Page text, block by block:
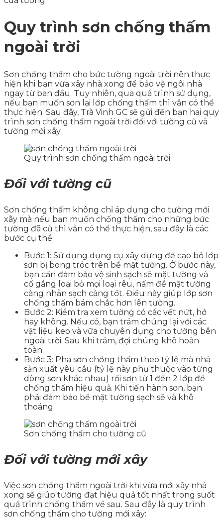
Quy trình sơn chống thấm
ngoài trời
Sơn chống thấm cho bức tường ngoài trời nên thực
hiện khi bạn vừa xây nhà xong để bảo vệ ngôi nhà
ngay từ ban đầu. Tuy nhiên, qua quá trình sử dụng,
nếu bạn muốn sơn lại lớp chống thấm thì vẫn có thể
thực hiện. Sau đây, Trà Vinh GC sẽ gửi đến bạn hai quy
trình sơn chống thấm ngoài trời đối với tường cũ và
tường mới xây.
Quy trình sơn chống thấm ngoài trời
Đối với tường cũ
Sơn chống thấm không chỉ áp dụng cho tường mới
xây mà nếu bạn muốn chống thấm cho những bức
tường đã cũ thì vẫn có thể thực hiện, sau đây là các
bước cụ thể:
Bước 1: Sử dụng dụng cụ xây dựng để cạo bỏ lớp
sơn bị bong tróc trên bề mặt tường. Ở bước này,
bạn cần đảm bảo vệ sinh sạch sẽ mặt tường và
cố gắng loại bỏ mọi loại rêu, nấm để mặt tường
càng nhẵn sạch càng tốt. Điều này giúp lớp sơn
chống thấm bám chắc hơn lên tường.
Bước 2: Kiểm tra xem tường có các vết nứt, hở
hay không. Nếu có, bạn trám chúng lại với các
vật liệu keo và vữa chuyên dụng cho tường bên
ngoài trời. Sau khi trám, đợi chúng khô hoàn
toàn.
Bước 3: Pha sơn chống thấm theo tỷ lệ mà nhà
sản xuất yêu cầu (tỷ lệ này phụ thuộc vào từng
dòng sơn khác nhau) rồi sơn từ 1 đến 2 lớp để
chống thấm hiệu quả. Khi tiến hành sơn, bạn
phải đảm bảo bề mặt tường sạch sẽ và khô
thoáng.
Sơn chống thấm cho tường cũ
Đối với tường mới xây
Việc sơn chống thấm ngoài trời khi vừa mới xây nhà
xong sẽ giúp tường đạt hiệu quả tốt nhất trong suốt
quá trình chống thấm về sau. Sau đây là quy trình
sơn chống thấm cho tường mới xây: